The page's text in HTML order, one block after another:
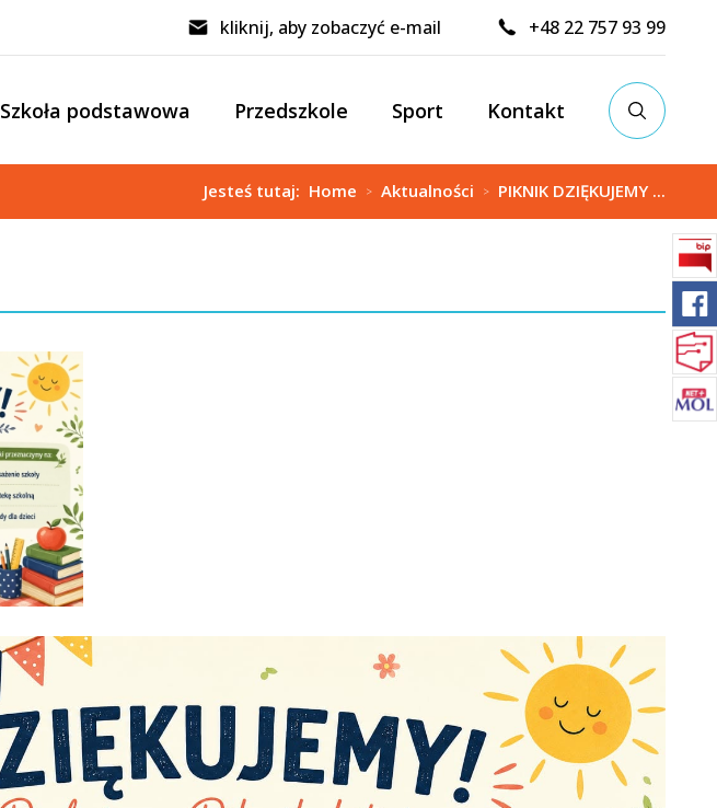
kliknij, aby zobaczyć e-mail +48 22 757 93 99
Szkoła podstawowa Przedszkole Sport Kontakt
Jesteś tutaj: Home > Aktualności > PIKNIK DZIĘKUJEMY ...